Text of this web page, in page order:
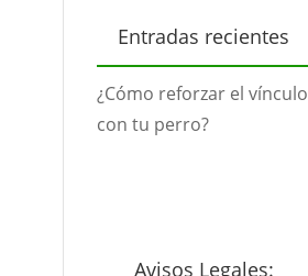
Entradas recientes
¿Cómo reforzar el vínculo
con tu perro?
Avisos Legales: